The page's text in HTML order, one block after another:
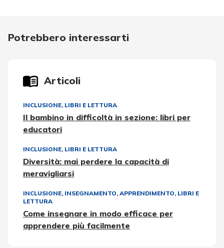
Potrebbero interessarti
Articoli
INCLUSIONE, LIBRI E LETTURA
Il bambino in difficoltà in sezione: libri per
educatori
INCLUSIONE, LIBRI E LETTURA
Diversità: mai perdere la capacità di
meravigliarsi
INCLUSIONE, INSEGNAMENTO, APPRENDIMENTO, LIBRI E
LETTURA
Come insegnare in modo efficace per
apprendere più facilmente